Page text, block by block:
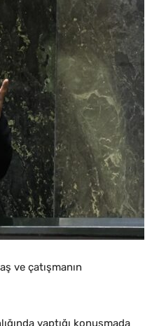
ve çatışmanın
yaptığı konuşmada